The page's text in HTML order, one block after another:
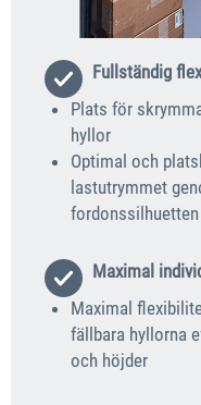
Fullständig
Plats för
hyllor
Optimal och
lastutrymmet
fordonssilhuetten
Maximal
Maximal
fällbara hyllorna
och höjder